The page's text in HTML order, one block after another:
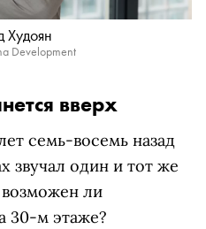
Худоян
Development
вверх
семь-восемь назад
звучал один и тот же
ли
30-м этаже?